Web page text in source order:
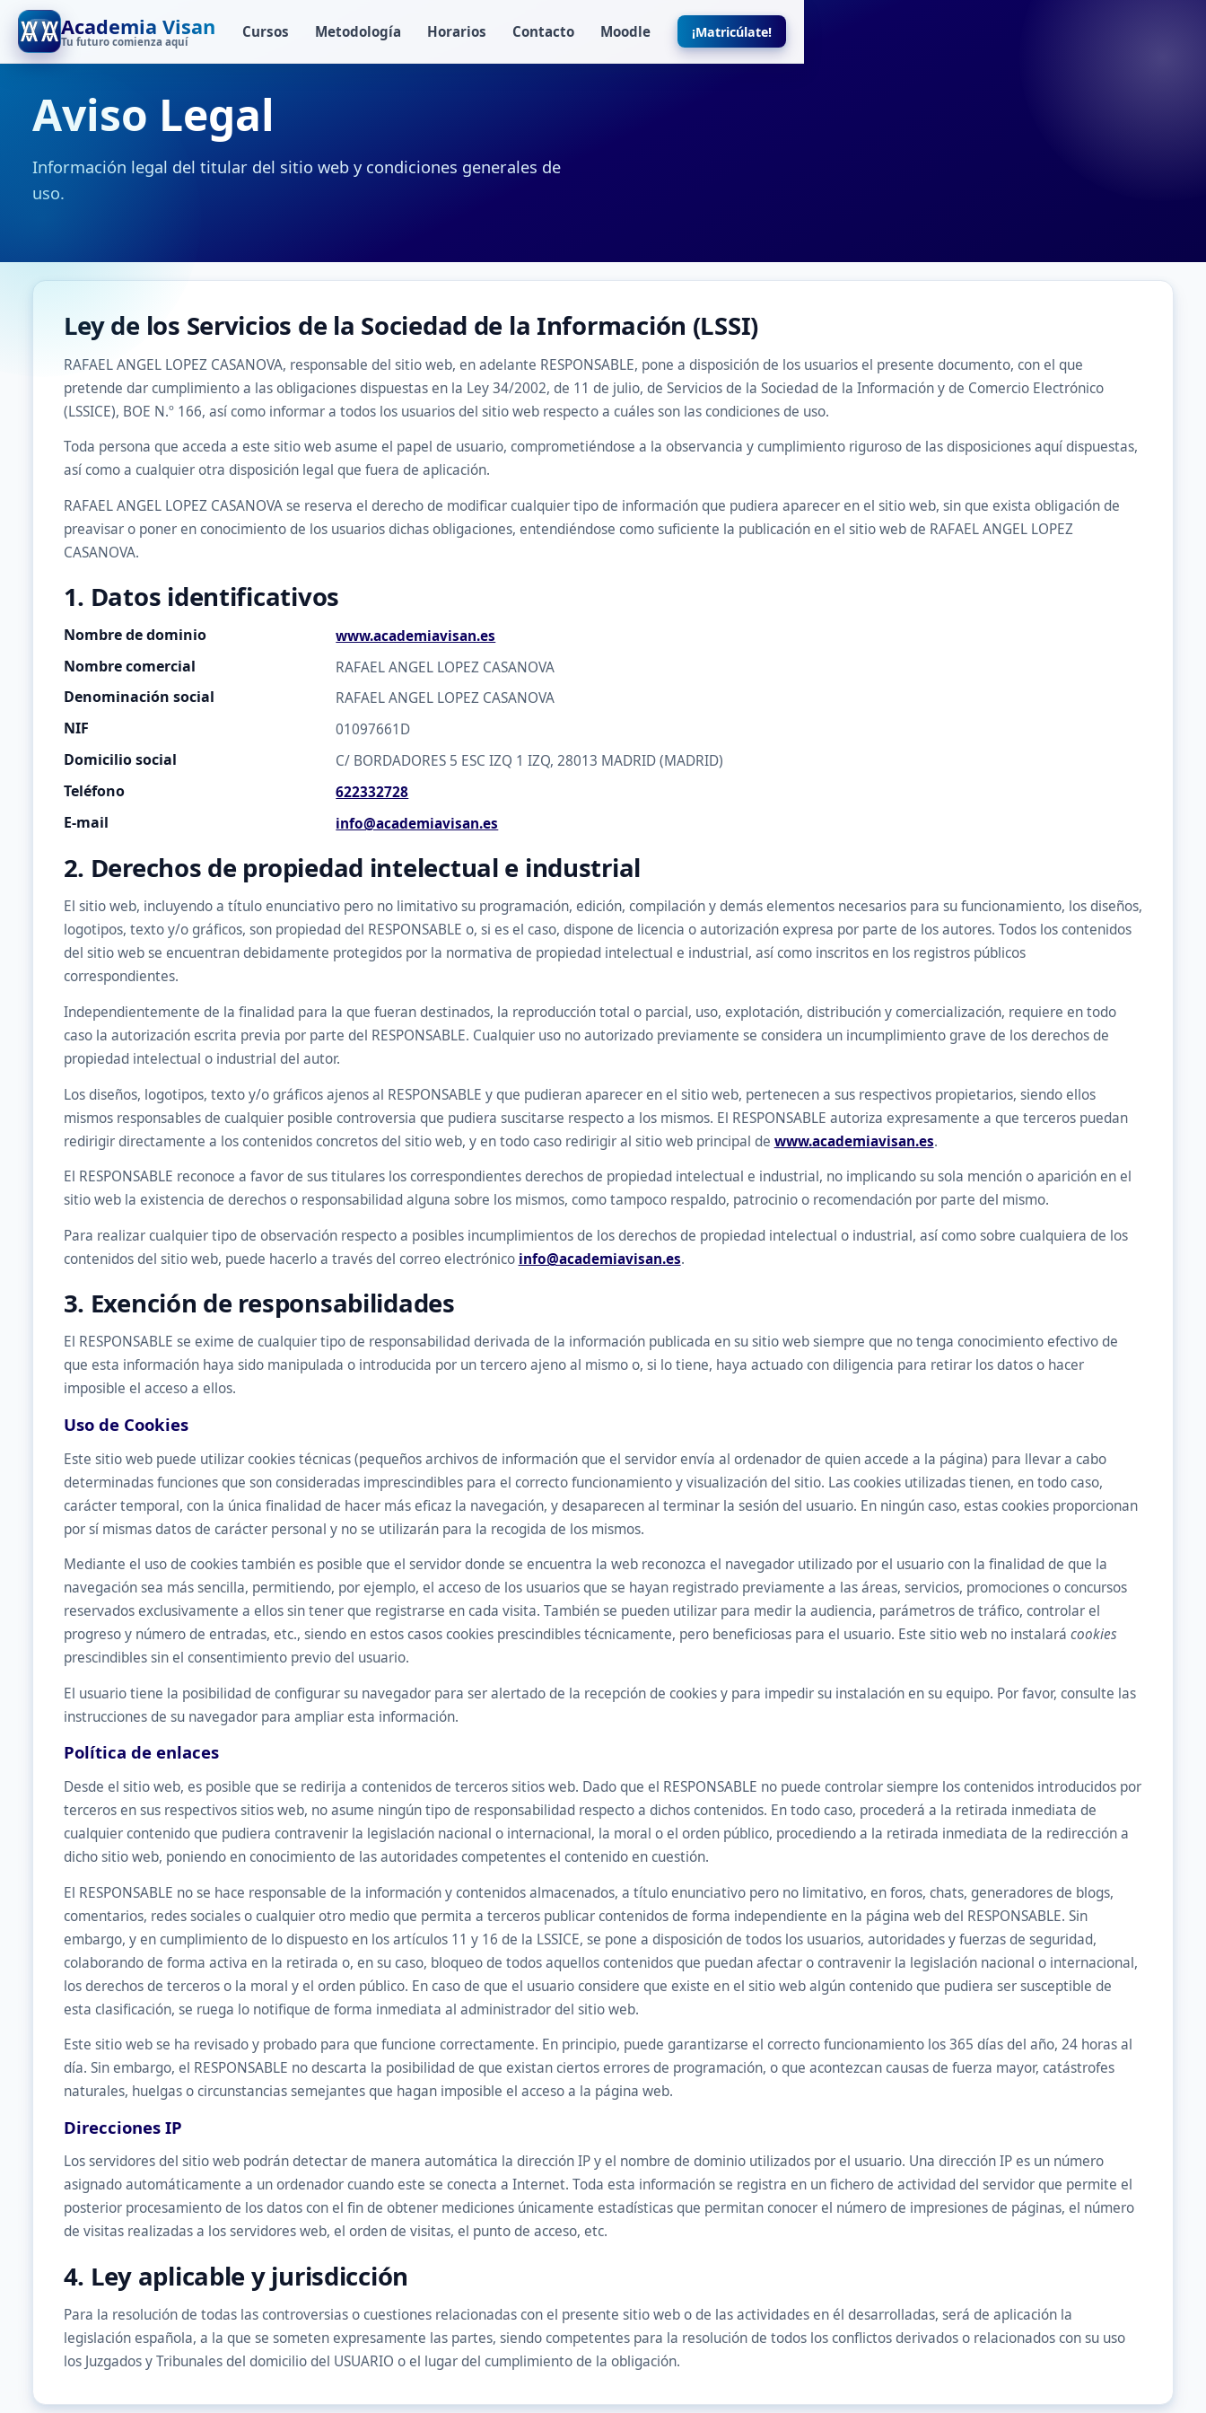
Academia Visan
Tu futuro comienza aquí
Cursos Metodología Horarios Contacto Moodle ¡Matricúlate!
Aviso Legal
Información legal del titular del sitio web y condiciones generales de
uso.
Ley de los Servicios de la Sociedad de la Información (LSSI)
RAFAEL ANGEL LOPEZ CASANOVA, responsable del sitio web, en adelante RESPONSABLE, pone a disposición de los usuarios el presente documento, con el que
pretende dar cumplimiento a las obligaciones dispuestas en la Ley 34/2002, de 11 de julio, de Servicios de la Sociedad de la Información y de Comercio Electrónico
(LSSICE), BOE N.º 166, así como informar a todos los usuarios del sitio web respecto a cuáles son las condiciones de uso.
Toda persona que acceda a este sitio web asume el papel de usuario, comprometiéndose a la observancia y cumplimiento riguroso de las disposiciones aquí dispuestas,
así como a cualquier otra disposición legal que fuera de aplicación.
RAFAEL ANGEL LOPEZ CASANOVA se reserva el derecho de modificar cualquier tipo de información que pudiera aparecer en el sitio web, sin que exista obligación de
preavisar o poner en conocimiento de los usuarios dichas obligaciones, entendiéndose como suficiente la publicación en el sitio web de RAFAEL ANGEL LOPEZ
CASANOVA.
1. Datos identificativos
Nombre de dominio www.academiavisan.es
Nombre comercial RAFAEL ANGEL LOPEZ CASANOVA
Denominación social RAFAEL ANGEL LOPEZ CASANOVA
NIF 01097661D
Domicilio social C/ BORDADORES 5 ESC IZQ 1 IZQ, 28013 MADRID (MADRID)
Teléfono 622332728
E-mail info@academiavisan.es
2. Derechos de propiedad intelectual e industrial
El sitio web, incluyendo a título enunciativo pero no limitativo su programación, edición, compilación y demás elementos necesarios para su funcionamiento, los diseños,
logotipos, texto y/o gráficos, son propiedad del RESPONSABLE o, si es el caso, dispone de licencia o autorización expresa por parte de los autores. Todos los contenidos
del sitio web se encuentran debidamente protegidos por la normativa de propiedad intelectual e industrial, así como inscritos en los registros públicos
correspondientes.
Independientemente de la finalidad para la que fueran destinados, la reproducción total o parcial, uso, explotación, distribución y comercialización, requiere en todo
caso la autorización escrita previa por parte del RESPONSABLE. Cualquier uso no autorizado previamente se considera un incumplimiento grave de los derechos de
propiedad intelectual o industrial del autor.
Los diseños, logotipos, texto y/o gráficos ajenos al RESPONSABLE y que pudieran aparecer en el sitio web, pertenecen a sus respectivos propietarios, siendo ellos
mismos responsables de cualquier posible controversia que pudiera suscitarse respecto a los mismos. El RESPONSABLE autoriza expresamente a que terceros puedan
redirigir directamente a los contenidos concretos del sitio web, y en todo caso redirigir al sitio web principal de www.academiavisan.es.
El RESPONSABLE reconoce a favor de sus titulares los correspondientes derechos de propiedad intelectual e industrial, no implicando su sola mención o aparición en el
sitio web la existencia de derechos o responsabilidad alguna sobre los mismos, como tampoco respaldo, patrocinio o recomendación por parte del mismo.
Para realizar cualquier tipo de observación respecto a posibles incumplimientos de los derechos de propiedad intelectual o industrial, así como sobre cualquiera de los
contenidos del sitio web, puede hacerlo a través del correo electrónico info@academiavisan.es.
3. Exención de responsabilidades
El RESPONSABLE se exime de cualquier tipo de responsabilidad derivada de la información publicada en su sitio web siempre que no tenga conocimiento efectivo de
que esta información haya sido manipulada o introducida por un tercero ajeno al mismo o, si lo tiene, haya actuado con diligencia para retirar los datos o hacer
imposible el acceso a ellos.
Uso de Cookies
Este sitio web puede utilizar cookies técnicas (pequeños archivos de información que el servidor envía al ordenador de quien accede a la página) para llevar a cabo
determinadas funciones que son consideradas imprescindibles para el correcto funcionamiento y visualización del sitio. Las cookies utilizadas tienen, en todo caso,
carácter temporal, con la única finalidad de hacer más eficaz la navegación, y desaparecen al terminar la sesión del usuario. En ningún caso, estas cookies proporcionan
por sí mismas datos de carácter personal y no se utilizarán para la recogida de los mismos.
Mediante el uso de cookies también es posible que el servidor donde se encuentra la web reconozca el navegador utilizado por el usuario con la finalidad de que la
navegación sea más sencilla, permitiendo, por ejemplo, el acceso de los usuarios que se hayan registrado previamente a las áreas, servicios, promociones o concursos
reservados exclusivamente a ellos sin tener que registrarse en cada visita. También se pueden utilizar para medir la audiencia, parámetros de tráfico, controlar el
progreso y número de entradas, etc., siendo en estos casos cookies prescindibles técnicamente, pero beneficiosas para el usuario. Este sitio web no instalará cookies
prescindibles sin el consentimiento previo del usuario.
El usuario tiene la posibilidad de configurar su navegador para ser alertado de la recepción de cookies y para impedir su instalación en su equipo. Por favor, consulte las
instrucciones de su navegador para ampliar esta información.
Política de enlaces
Desde el sitio web, es posible que se redirija a contenidos de terceros sitios web. Dado que el RESPONSABLE no puede controlar siempre los contenidos introducidos por
terceros en sus respectivos sitios web, no asume ningún tipo de responsabilidad respecto a dichos contenidos. En todo caso, procederá a la retirada inmediata de
cualquier contenido que pudiera contravenir la legislación nacional o internacional, la moral o el orden público, procediendo a la retirada inmediata de la redirección a
dicho sitio web, poniendo en conocimiento de las autoridades competentes el contenido en cuestión.
El RESPONSABLE no se hace responsable de la información y contenidos almacenados, a título enunciativo pero no limitativo, en foros, chats, generadores de blogs,
comentarios, redes sociales o cualquier otro medio que permita a terceros publicar contenidos de forma independiente en la página web del RESPONSABLE. Sin
embargo, y en cumplimiento de lo dispuesto en los artículos 11 y 16 de la LSSICE, se pone a disposición de todos los usuarios, autoridades y fuerzas de seguridad,
colaborando de forma activa en la retirada o, en su caso, bloqueo de todos aquellos contenidos que puedan afectar o contravenir la legislación nacional o internacional,
los derechos de terceros o la moral y el orden público. En caso de que el usuario considere que existe en el sitio web algún contenido que pudiera ser susceptible de
esta clasificación, se ruega lo notifique de forma inmediata al administrador del sitio web.
Este sitio web se ha revisado y probado para que funcione correctamente. En principio, puede garantizarse el correcto funcionamiento los 365 días del año, 24 horas al
día. Sin embargo, el RESPONSABLE no descarta la posibilidad de que existan ciertos errores de programación, o que acontezcan causas de fuerza mayor, catástrofes
naturales, huelgas o circunstancias semejantes que hagan imposible el acceso a la página web.
Direcciones IP
Los servidores del sitio web podrán detectar de manera automática la dirección IP y el nombre de dominio utilizados por el usuario. Una dirección IP es un número
asignado automáticamente a un ordenador cuando este se conecta a Internet. Toda esta información se registra en un fichero de actividad del servidor que permite el
posterior procesamiento de los datos con el fin de obtener mediciones únicamente estadísticas que permitan conocer el número de impresiones de páginas, el número
de visitas realizadas a los servidores web, el orden de visitas, el punto de acceso, etc.
4. Ley aplicable y jurisdicción
Para la resolución de todas las controversias o cuestiones relacionadas con el presente sitio web o de las actividades en él desarrolladas, será de aplicación la
legislación española, a la que se someten expresamente las partes, siendo competentes para la resolución de todos los conflictos derivados o relacionados con su uso
los Juzgados y Tribunales del domicilio del USUARIO o el lugar del cumplimiento de la obligación.